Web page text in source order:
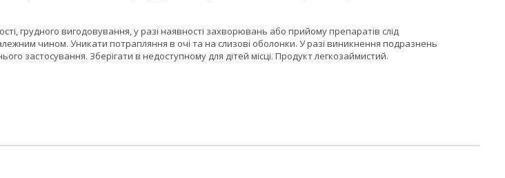
грудного вигодовування, у разі наявності захворювань або прийому препаратів слід
чином. Уникати потрапляння в очі та на слизові оболонки. У разі виникнення подразнень
застосування. Зберігати в недоступному для дітей місці. Продукт легкозаймистий.